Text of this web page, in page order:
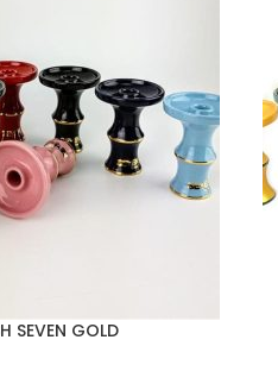
SEVEN GOLD